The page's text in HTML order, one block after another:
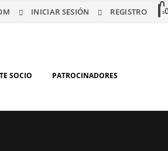
INICIAR SESIÓN REGISTRO 0
SOCIO PATROCINADORES